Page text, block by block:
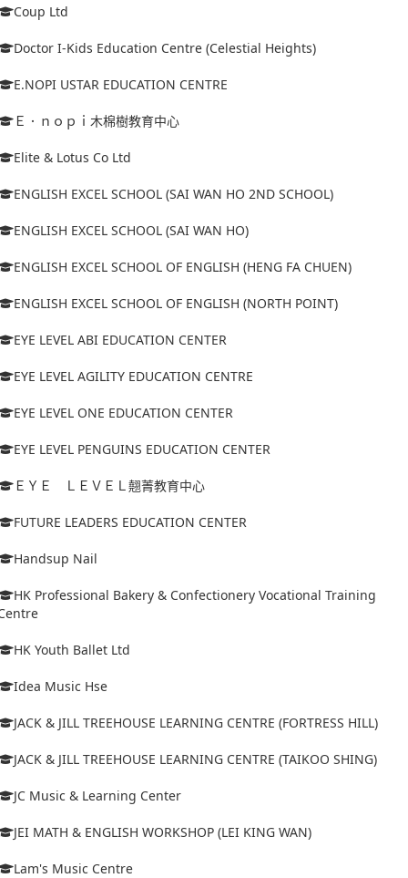
Coup Ltd
Doctor I-Kids Education Centre (Celestial Heights)
E.NOPI USTAR EDUCATION CENTRE
Ｅ．ｎｏｐｉ木棉樹教育中心
Elite & Lotus Co Ltd
ENGLISH EXCEL SCHOOL (SAI WAN HO 2ND SCHOOL)
ENGLISH EXCEL SCHOOL (SAI WAN HO)
ENGLISH EXCEL SCHOOL OF ENGLISH (HENG FA CHUEN)
ENGLISH EXCEL SCHOOL OF ENGLISH (NORTH POINT)
EYE LEVEL ABI EDUCATION CENTER
EYE LEVEL AGILITY EDUCATION CENTRE
EYE LEVEL ONE EDUCATION CENTER
EYE LEVEL PENGUINS EDUCATION CENTER
ＥＹＥ ＬＥＶＥＬ翹菁教育中心
FUTURE LEADERS EDUCATION CENTER
Handsup Nail
HK Professional Bakery & Confectionery Vocational Training
HK Youth Ballet Ltd
Idea Music Hse
JACK & JILL TREEHOUSE LEARNING CENTRE (FORTRESS HILL)
JACK & JILL TREEHOUSE LEARNING CENTRE (TAIKOO SHING)
JC Music & Learning Center
JEI MATH & ENGLISH WORKSHOP (LEI KING WAN)
Lam's Music Centre